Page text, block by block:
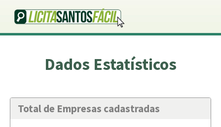
Dados Estatísticos
Total de Empresas cadastradas